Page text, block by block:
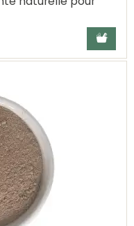
Ajouter